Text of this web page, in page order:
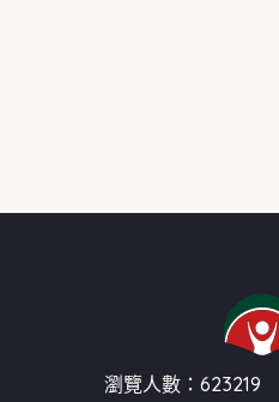
瀏覽人數：623219